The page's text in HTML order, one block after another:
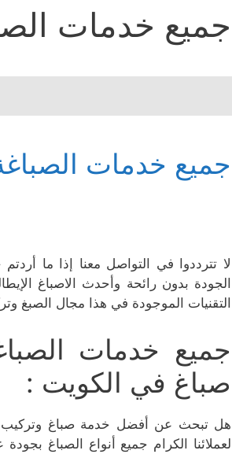
جميع خدمات
جميع خدمات
لا تترددوا في التواصل معنا إذا ما
الجودة بدون رائحة وأحدث الاصباغ
التقنيات الموجودة في هذا مجال الصبغ
جميع خدمات
صباغ في الكويت :
هل تبحث عن أفضل خدمة صباغ وتركيب
لعملائنا الكرام جميع أنواع الصباغ